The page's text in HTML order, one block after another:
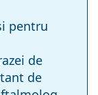
pentru
de
de